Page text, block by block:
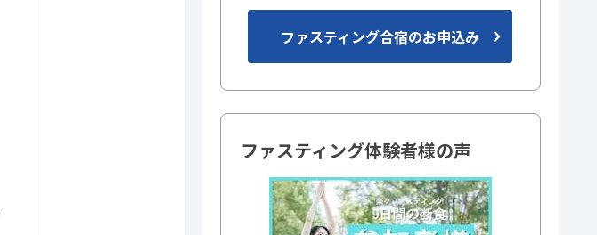
ファスティング合宿のお申込み
ファスティング体験者様の声